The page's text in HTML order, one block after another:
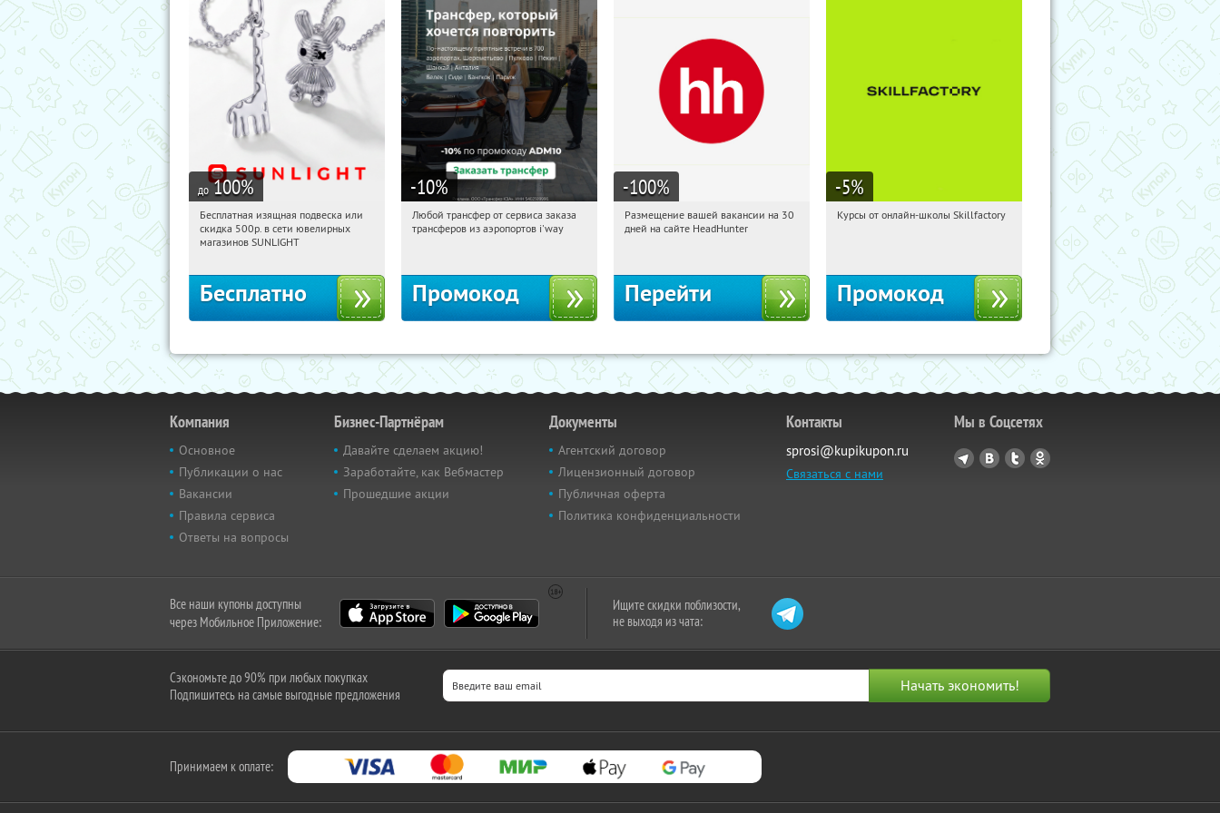
до 100%
06:06:24 Получили:
Россия
Бесплатная изящная подвеска или
скидка 500р. в сети ювелирных
магазинов SUNLIGHT
Бесплатно
-10%
06:06:24
Получи первым!
Любой трансфер от сервиса заказа
трансферов из аэропортов i'way
Промокод
-100%
06:06:24 Получили:
Размещение вашей вакансии на 30
дней на сайте HeadHunter
Перейти
-5%
06:06:24
Получи первым!
Курсы от онлайн-школы Skillfactory
Промокод
Компания
Основное
Публикации о нас
Вакансии
Правила сервиса
Ответы на вопросы
Бизнес-Партнёрам
Давайте сделаем акцию!
Заработайте, как Вебмастер
Прошедшие акции
Документы
Агентский договор
Лицензионный договор
Публичная оферта
Политика конфиденциальности
Контакты
sprosi@kupikupon.ru
Связаться с нами
Мы в Соцсетях
Все наши купоны доступны
через Мобильное Приложение:
Ищите скидки поблизости,
не выходя из чата:
Сэкономьте до 90% при любых покупках
Подпишитесь на самые выгодные предложения
Принимаем к оплате: